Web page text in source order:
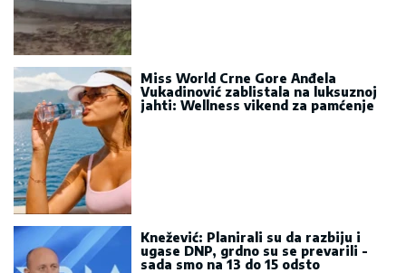
Miss World Crne Gore Anđela
Vukadinović zablistala na luksuznoj
jahti: Wellness vikend za pamćenje
Knežević: Planirali su da razbiju i
ugase DNP, grdno su se prevarili -
sada smo na 13 do 15 odsto